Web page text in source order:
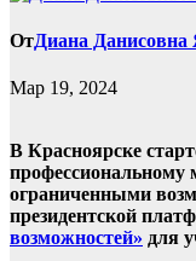
ОтДиана Данисовна
Мар 19, 2024
В Красноярске
профессиональному
ограниченными
президентской
возможностей» для